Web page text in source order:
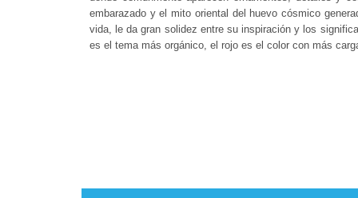
embarazado y el mito oriental del huevo cósmico
vida, le da gran solidez entre su inspiración y los
es el tema más orgánico, el rojo es el color con más